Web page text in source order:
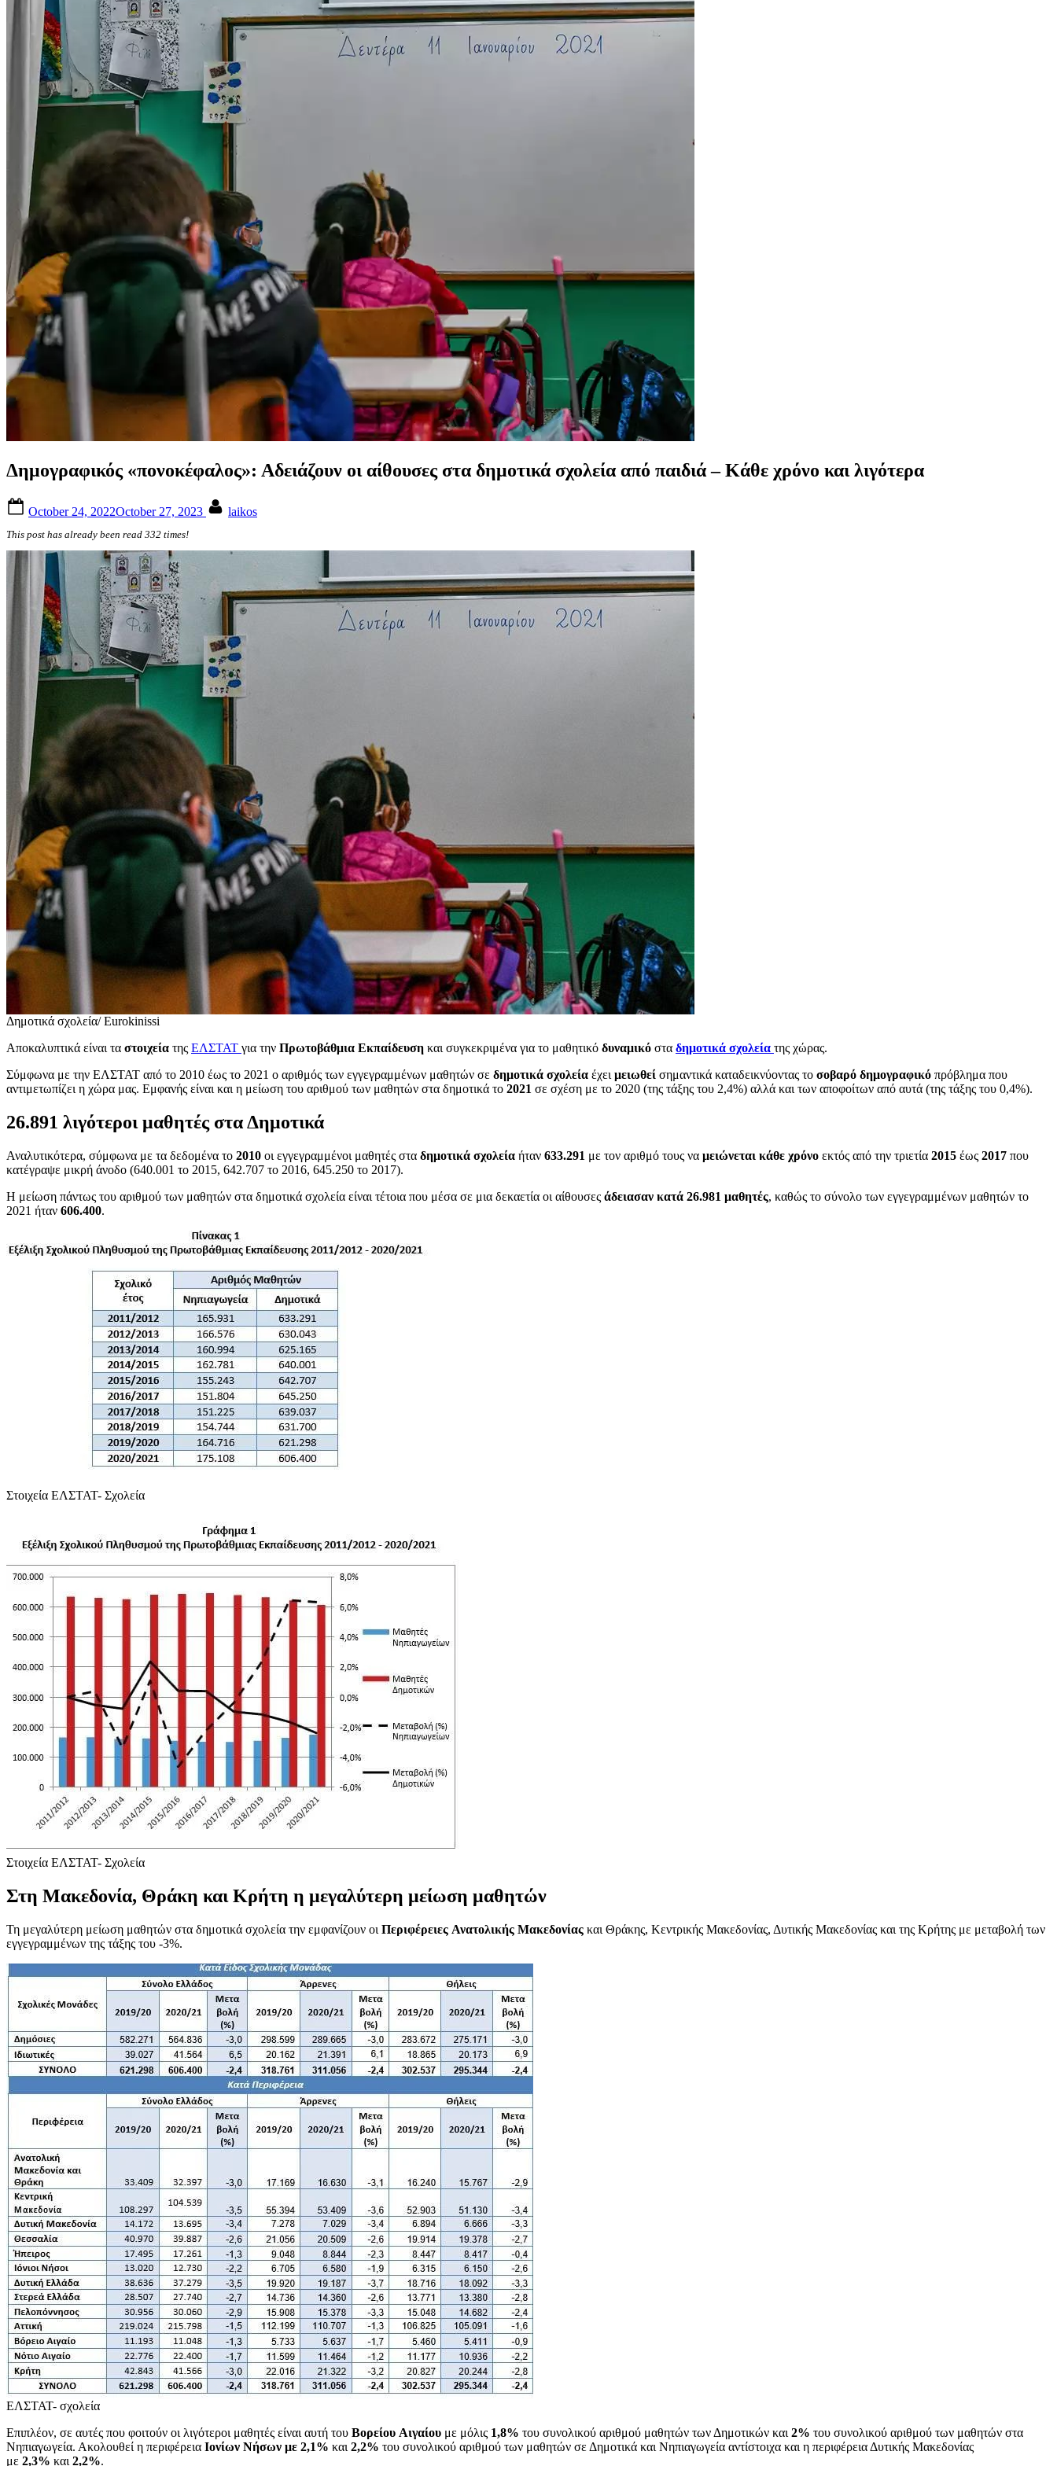
Δημογραφικός «πονοκέφαλος»: Αδειάζουν οι αίθουσες στα δημοτικά σχολεία από παιδιά – Κάθε χρόνο και λιγότερα
on
October 24, 2022October 27, 2023 laikos
This post has already been read 332 times!
Δημοτικά σχολεία/ Eurokinissi
Αποκαλυπτικά είναι τα στοιχεία της ΕΛΣΤΑΤ για την Πρωτοβάθμια Εκπαίδευση και συγκεκριμένα για το μαθητικό δυναμικό στα δημοτικά σχολεία της χώρας.
Σύμφωνα με την ΕΛΣΤΑΤ από το 2010 έως το 2021 ο αριθμός των εγγεγραμμένων μαθητών σε δημοτικά σχολεία έχειμειωθεί σημαντικά καταδεικνύοντας το σοβαρό δημογραφικό πρόβλημα που
αντιμετωπίζει η χώρα μας. Εμφανής είναι και η μείωση του αριθμού των μαθητών στα δημοτικά το 2021 σε σχέση με το 2020 (της τάξης του 2,4%) αλλά και των αποφοίτων από αυτά (της τάξης του 0,4%).
26.891 λιγότεροι μαθητές στα Δημοτικά
Αναλυτικότερα, σύμφωνα με τα δεδομένα το 2010 οι εγγεγραμμένοι μαθητές στα δημοτικά σχολεία ήταν 633.291 με τον αριθμό τους να μειώνεται κάθε χρόνο εκτός από την τριετία 2015 έως 2017 που
κατέγραψε μικρή άνοδο (640.001 το 2015, 642.707 το 2016, 645.250 το 2017).
Η μείωση πάντως του αριθμού των μαθητών στα δημοτικά σχολεία είναι τέτοια που μέσα σε μια δεκαετία οι αίθουσες άδειασαν κατά 26.981 μαθητές, καθώς το σύνολο των εγγεγραμμένων μαθητών το
2021 ήταν 606.400.
Στοιχεία ΕΛΣΤΑΤ- Σχολεία
Στοιχεία ΕΛΣΤΑΤ- Σχολεία
Στη Μακεδονία, Θράκη και Κρήτη η μεγαλύτερη μείωση μαθητών
Τη μεγαλύτερη μείωση μαθητών στα δημοτικά σχολεία την εμφανίζουν οι Περιφέρειες Ανατολικής Μακεδονίας και Θράκης, Κεντρικής Μακεδονίας, Δυτικής Μακεδονίας και της Κρήτης με μεταβολή των
εγγεγραμμένων της τάξης του -3%.
ΕΛΣΤΑΤ- σχολεία
Επιπλέον, σε αυτές που φοιτούν οι λιγότεροι μαθητές είναι αυτή του Βορείου Αιγαίου με μόλις 1,8% του συνολικού αριθμού μαθητών των Δημοτικών και 2% του συνολικού αριθμού των μαθητών στα
Νηπιαγωγεία. Ακολουθεί η περιφέρεια Ιονίων Νήσων με 2,1% και 2,2% του συνολικού αριθμού των μαθητών σε Δημοτικά και Νηπιαγωγεία αντίστοιχα και η περιφέρεια Δυτικής Μακεδονίας
με 2,3% και 2,2%.